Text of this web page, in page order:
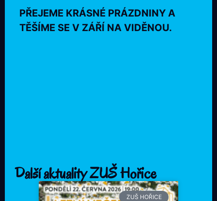
PŘEJEME KRÁSNÉ PRÁZDNINY A
TĚŠÍME SE V ZÁŘÍ NA VIDĚNOU.
Další aktuality ZUŠ Hořice
ZUŠ HOŘICE